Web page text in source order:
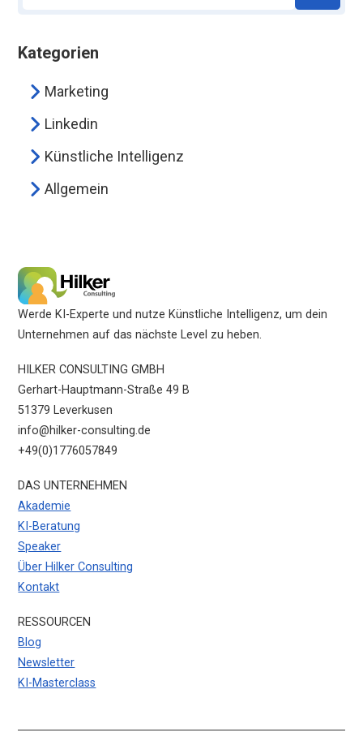
Kategorien
Marketing
Linkedin
Künstliche Intelligenz
Allgemein
Werde KI-Experte und nutze Künstliche Intelligenz, um dein
Unternehmen auf das nächste Level zu heben.
HILKER CONSULTING GMBH
Gerhart-Hauptmann-Straße 49 B
51379 Leverkusen
info@hilker-consulting.de
+49(0)1776057849
DAS UNTERNEHMEN
Akademie
KI-Beratung
Speaker
Über Hilker Consulting
Kontakt
RESSOURCEN
Blog
Newsletter
KI-Masterclass